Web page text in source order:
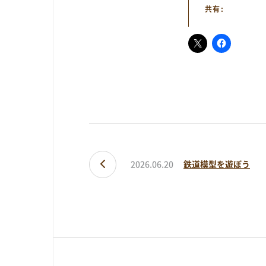
共有:
2026.06.20 鉄道模型を遊ぼう
予約方法・利用案内